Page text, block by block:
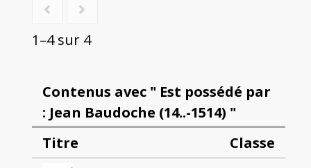
1–4 sur 4
Contenus avec " Est possédé par
: Jean Baudoche (14..-1514) "
Titre
Classe